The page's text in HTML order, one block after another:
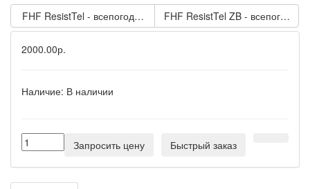
FHF ResistTel - всепогодный промышленный телефон с
FHF ResistTel ZB -
2000.00р.
Наличие: В наличии
Запросить цену Быстрый заказ